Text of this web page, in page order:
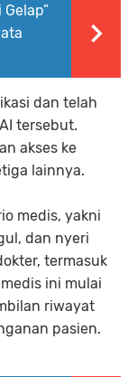
dan telah
tersebut.
akses ke
lainnya.
medis, yakni
dan nyeri
termasuk
ini mulai
riwayat
pasien.